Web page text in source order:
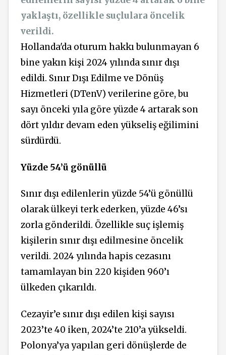
yaklaştı, özellikle suçlulara öncelik
verildi.
Hollanda'da oturum hakkı bulunmayan 6
bine yakın kişi 2024 yılında sınır dışı
edildi. Sınır Dışı Edilme ve Dönüş
Hizmetleri (DTenV) verilerine göre, bu
sayı önceki yıla göre yüzde 4 artarak son
dört yıldır devam eden yükseliş eğilimini
sürdürdü.
Yüzde 54’ü gönüllü
Sınır dışı edilenlerin yüzde 54’ü gönüllü
olarak ülkeyi terk ederken, yüzde 46’sı
zorla gönderildi. Özellikle suç işlemiş
kişilerin sınır dışı edilmesine öncelik
verildi. 2024 yılında hapis cezasını
tamamlayan bin 220 kişiden 960’ı
ülkeden çıkarıldı.
Cezayir’e sınır dışı edilen kişi sayısı
2023’te 40 iken, 2024’te 210’a yükseldi.
Polonya’ya yapılan geri dönüşlerde de